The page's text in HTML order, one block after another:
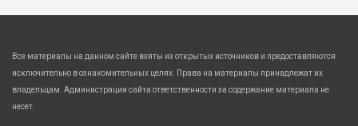
Все материалы на данном сайте взяты из открытых источников и предоставляются
исключительно в ознакомительных целях. Права на материалы принадлежат их
владельцам. Администрация сайта ответственности за содержание материала не
несет.